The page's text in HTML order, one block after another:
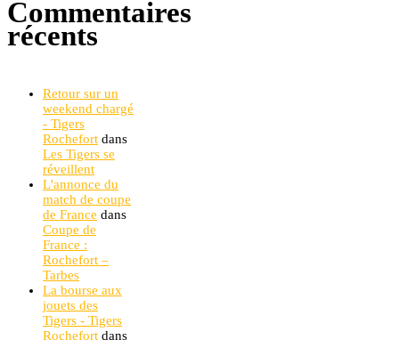
Commentaires
récents
Retour sur un
weekend chargé
- Tigers
Rochefort dans
Les Tigers se
réveillent
L'annonce du
match de coupe
de France dans
Coupe de
France :
Rochefort –
Tarbes
La bourse aux
jouets des
Tigers - Tigers
Rochefort dans